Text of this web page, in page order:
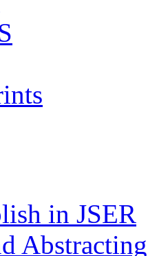
in JSER
Abstracting